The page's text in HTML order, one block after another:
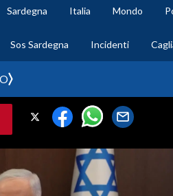
Sardegna Italia Mondo
Sos Sardegna Incidenti